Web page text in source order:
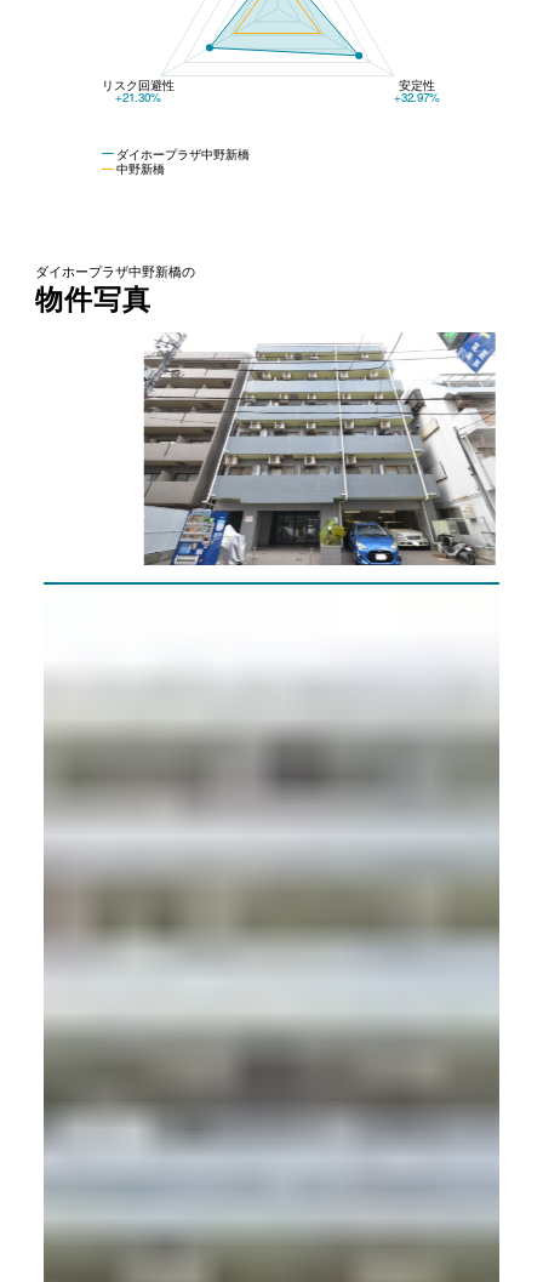
ダイホープラザ中野新橋
中野新橋
リスク回避性
+21.30%
安定性
+32.97%
ダイホープラザ中野新橋の
物件写真